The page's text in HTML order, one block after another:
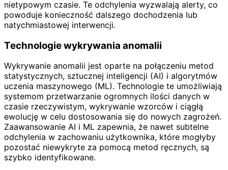
nietypowym czasie. Te odchylenia wyzwalają alerty, co
powoduje konieczność dalszego dochodzenia lub
natychmiastowej interwencji.
Technologie wykrywania anomalii
Wykrywanie anomalii jest oparte na połączeniu metod
statystycznych, sztucznej inteligencji (AI) i algorytmów
uczenia maszynowego (ML). Technologie te umożliwiają
systemom przetwarzanie ogromnych ilości danych w
czasie rzeczywistym, wykrywanie wzorców i ciągłą
ewolucję w celu dostosowania się do nowych zagrożeń.
Zaawansowanie AI i ML zapewnia, że nawet subtelne
odchylenia w zachowaniu użytkownika, które mogłyby
pozostać niewykryte za pomocą metod ręcznych, są
szybko identyfikowane.